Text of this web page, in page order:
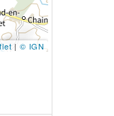
| © IGN